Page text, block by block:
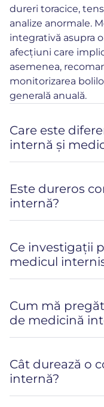
dureri toracice,
analize anormale.
integrativă asupra
afecțiuni care
asemenea,
monitorizarea
generală anuală.
Care este
internă și
Este dureros
internă?
Ce investigații
medicul
Cum mă
de medicină
Cât durează o
internă?